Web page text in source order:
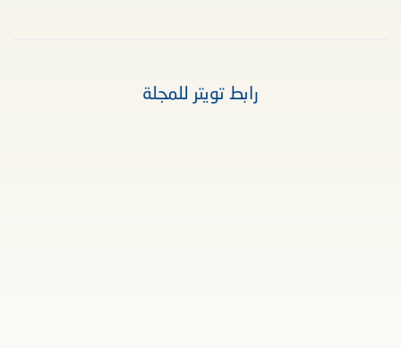
رابط تويتر للمجلة